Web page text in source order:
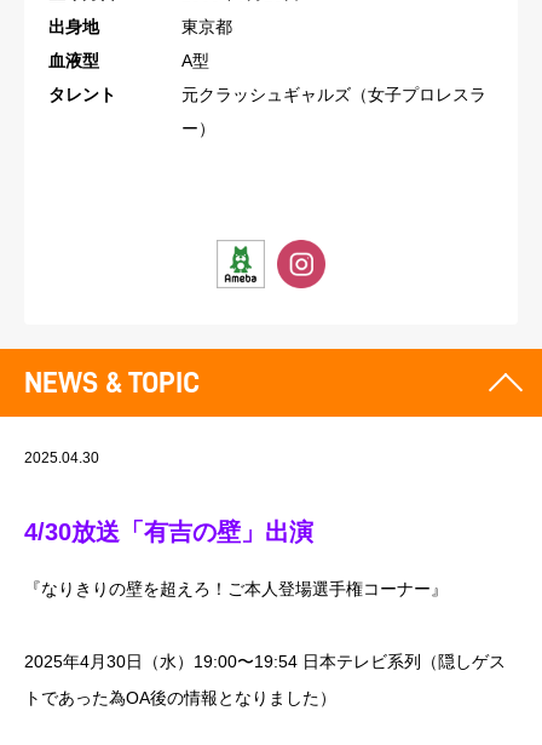
出身地
東京都
血液型
A型
タレント
元クラッシュギャルズ（女子プロレスラ
ー）
NEWS & TOPIC
2025.04.30
4/30放送「有吉の壁」出演
『なりきりの壁を超えろ！ご本人登場選手権コーナー』
2025年4月30日（水）19:00〜19:54 日本テレビ系列（隠しゲス
トであった為OA後の情報となりました）